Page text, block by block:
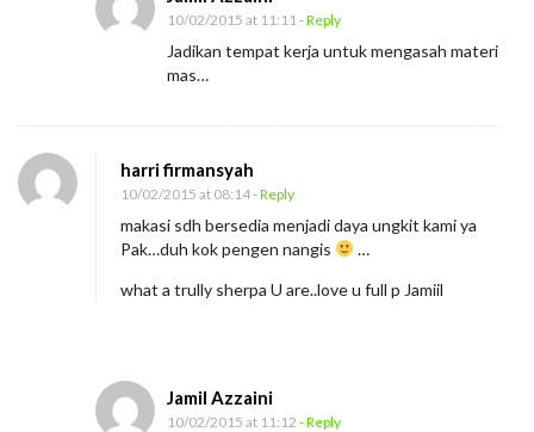
R
i
10/02/2015 at 11:11 - Reply
Jadikan tempat kerja untuk mengasah materi
mas…
harri firmansyah
10/02/2015 at 08:14- Reply
makasi sdh bersedia menjadi daya ungkit kami ya
Pak…duh kok pengen nangis
…
what a trully sherpa U are..love u full p Jamiil
Jamil Azzaini
10/02/2015 at 11:12 - Reply